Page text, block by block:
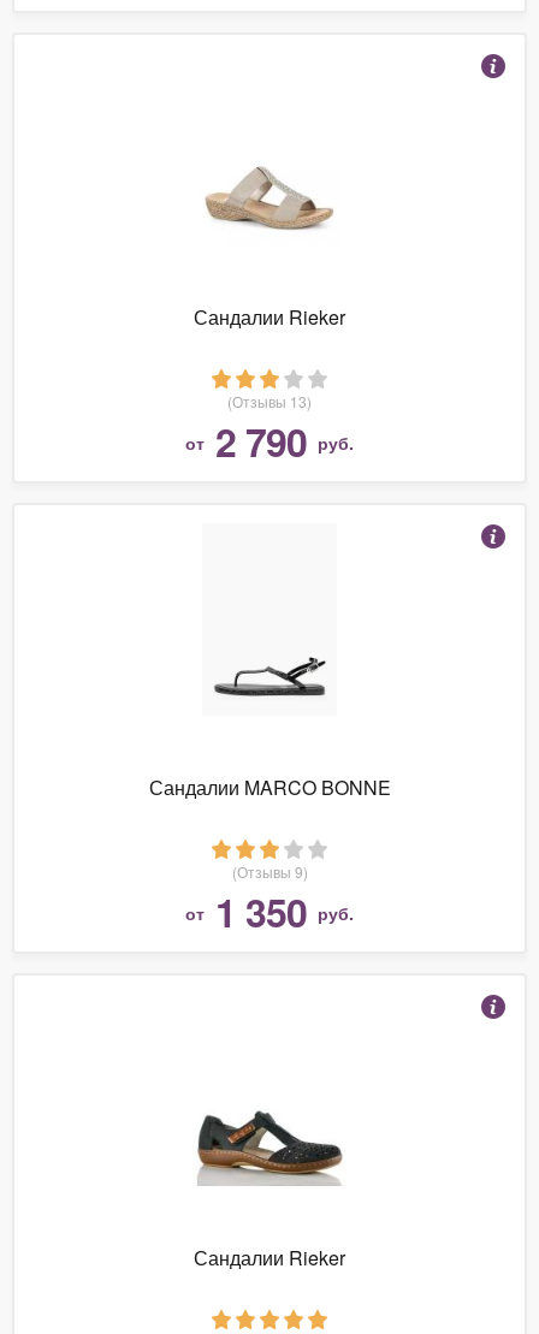
Сандалии Rieker
(Отзывы 13)
от 2 790 руб.
Сандалии MARCO BONNE
(Отзывы 9)
от 1 350 руб.
Сандалии Rieker